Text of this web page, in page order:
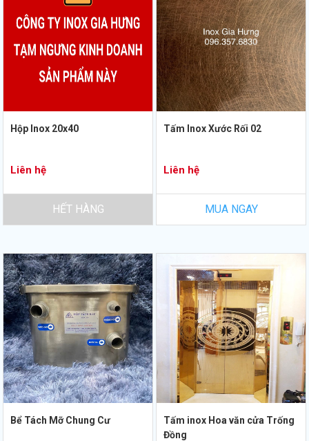
Hộp Inox 20x40
Liên hệ
HẾT HÀNG
Tấm Inox Xước Rối 02
Liên hệ
MUA NGAY
Bể Tách Mỡ Chung Cư
Tấm inox Hoa văn cửa Trống
Đồng